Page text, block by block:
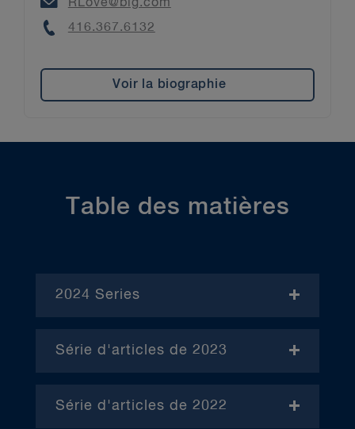
RLove@blg.com
Phone
416.367.6132
Voir la biographie
Table des matières
2024 Series
Série d'articles de 2023
Série d'articles de 2022